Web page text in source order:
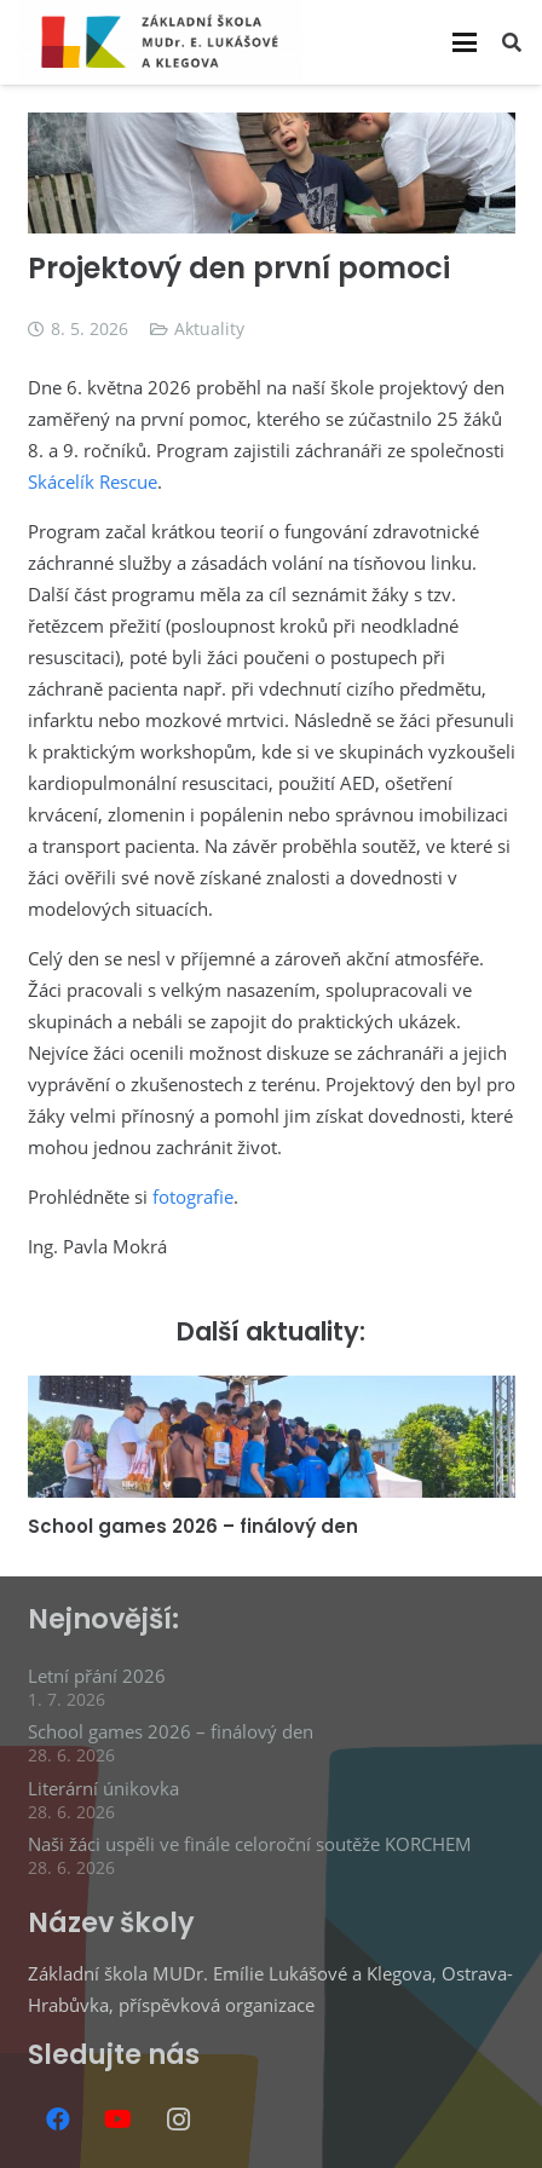
Projektový den první pomoci
8. 5. 2026 Aktuality
Dne 6. května 2026 proběhl na naší škole projektový den
zaměřený na první pomoc, kterého se zúčastnilo 25 žáků
8. a 9. ročníků. Program zajistili záchranáři ze společnosti
Skácelík Rescue.
Program začal krátkou teorií o fungování zdravotnické
záchranné služby a zásadách volání na tísňovou linku.
Další část programu měla za cíl seznámit žáky s tzv.
řetězcem přežití (posloupnost kroků při neodkladné
resuscitaci), poté byli žáci poučeni o postupech při
záchraně pacienta např. při vdechnutí cizího předmětu,
infarktu nebo mozkové mrtvici. Následně se žáci přesunuli
k praktickým workshopům, kde si ve skupinách vyzkoušeli
kardiopulmonální resuscitaci, použití AED, ošetření
krvácení, zlomenin i popálenin nebo správnou imobilizaci
a transport pacienta. Na závěr proběhla soutěž, ve které si
žáci ověřili své nově získané znalosti a dovednosti v
modelových situacích.
Celý den se nesl v příjemné a zároveň akční atmosféře.
Žáci pracovali s velkým nasazením, spolupracovali ve
skupinách a nebáli se zapojit do praktických ukázek.
Nejvíce žáci ocenili možnost diskuze se záchranáři a jejich
vyprávění o zkušenostech z terénu. Projektový den byl pro
žáky velmi přínosný a pomohl jim získat dovednosti, které
mohou jednou zachránit život.
Prohlédněte si fotografie.
Ing. Pavla Mokrá
Další aktuality:
School games 2026 – finálový den
Nejnovější:
Letní přání 2026
1. 7. 2026
School games 2026 – finálový den
28. 6. 2026
Literární únikovka
28. 6. 2026
Naši žáci uspěli ve finále celoroční soutěže KORCHEM
28. 6. 2026
Název školy
Základní škola MUDr. Emílie Lukášové a Klegova, Ostrava-
Hrabůvka, příspěvková organizace
Sledujte nás